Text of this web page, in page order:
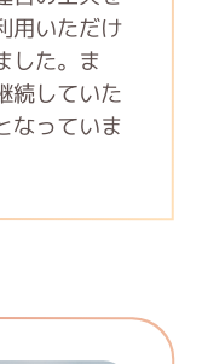
用いただけ
した。ま
続していた
なっていま